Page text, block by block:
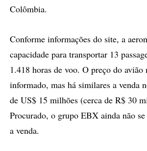
Colômbia.
Conforme informações do site, a
capacidade para transportar 13
1.418 horas de voo. O preço do avião
informado, mas há similares a venda
de US$ 15 milhões (cerca de R$ 30
Procurado, o grupo EBX ainda não
a venda.